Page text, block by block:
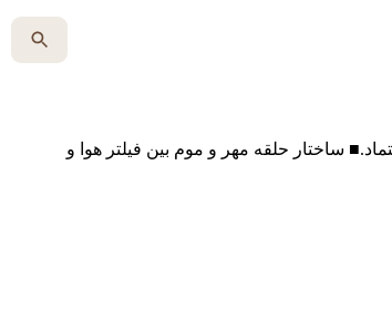
ساختار حلقه مهر و موم بین فیلتر هوا و